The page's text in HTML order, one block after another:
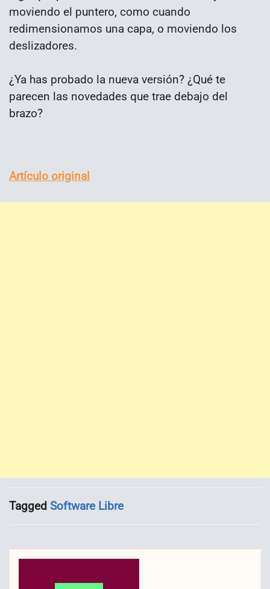
moviendo el puntero, como cuando
redimensionamos una capa, o moviendo los
deslizadores.
¿Ya has probado la nueva versión? ¿Qué te
parecen las novedades que trae debajo del
brazo?
Artículo original
Tagged Software Libre